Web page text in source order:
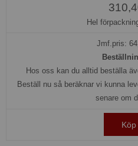
Hel
Jmf.pris:
Hos oss kan du alltid beställa
Beställ nu så beräknar vi kunna
senare om
Köp